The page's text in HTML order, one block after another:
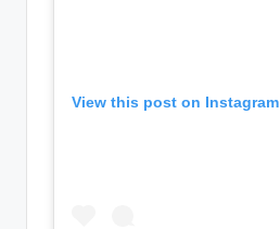
View this post on Instagram